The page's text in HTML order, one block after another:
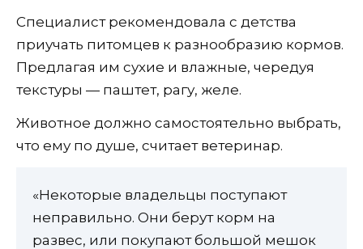
Специалист рекомендовала с детства
приучать питомцев к разнообразию кормов.
Предлагая им сухие и влажные, чередуя
текстуры — паштет, рагу, желе.
Животное должно самостоятельно выбрать,
что ему по душе, считает ветеринар.
«Некоторые владельцы поступают
неправильно. Они берут корм на
развес, или покупают большой мешок